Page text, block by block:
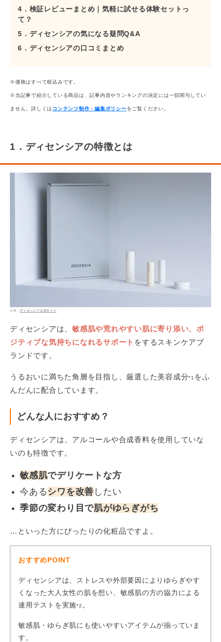
4．検証レビューまとめ｜気軽に試せる体験セットっ
て？
5．ディセンシアの気になる疑問Q&A
6．ディセンシアの口コミまとめ
※価格はすべて税込みです。
※当記事で紹介している商品は、記事内容やランキングの決定には一切関与してい
ません。詳しくは コンテンツ制作・編集ポリシーをご覧ください。
1．ディセンシアの特徴とは
ディセンシア公式サイト
ディセンシアは、 敏感肌や荒れやすい肌に寄り添い、ポ
ジティブな気持ちになれるサポート をするスキンケアブ
ランドです。
うるおいに満ちた角層を目指し、厳選した美容成分*1 をふ
んだんに配合しています。
どんな人におすすめ？
ディセンシアは、アルコールや合成香料を使用していな
いのも特徴です。
敏感肌でデリケートな方
今ある シワを改善 したい
季節の変わり目で肌がゆらぎがち
…といった方にぴったりの化粧品ですよ。
おすすめPOINT
ディセンシアは、ストレスや外部要因によりゆらぎやす
くなった大人女性の肌を想い、敏感肌の方の協力による
連用テストを実施*2 。
敏感肌・ゆらぎ肌にも使いやすいアイテムが揃っていま
す。